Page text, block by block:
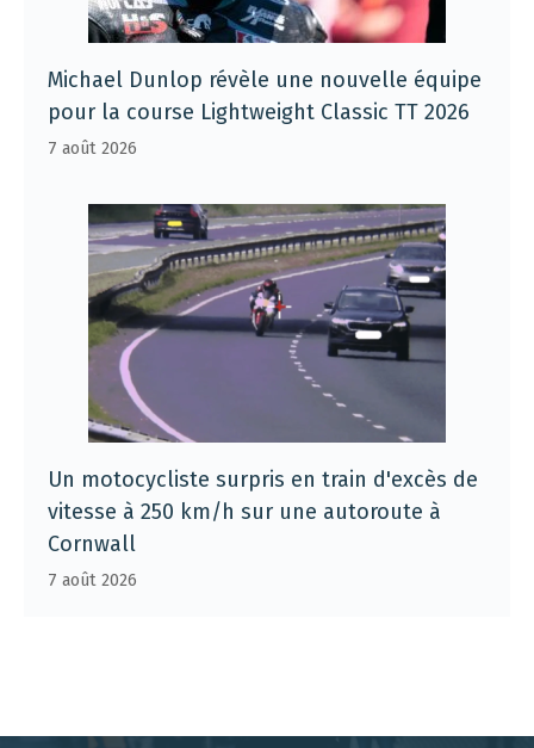
Michael Dunlop révèle une nouvelle équipe
pour la course Lightweight Classic TT 2026
7 août 2026
Un motocycliste surpris en train d'excès de
vitesse à 250 km/h sur une autoroute à
Cornwall
7 août 2026